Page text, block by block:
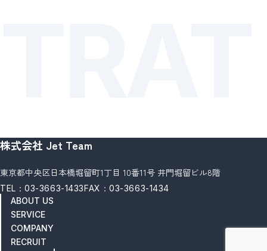
ION
株式会社 Jet Team
東京都中央区日本橋堀留町1丁目 10番11号 井門堀留ビル8階
TEL：03-3663-1433FAX：03-3663-1434
ABOUT US
SERVICE
COMPANY
RECRUIT